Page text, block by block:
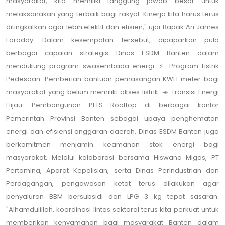
melaksanakan yang terbaik bagi rakyat. Kinerja kita harus terus
ditingkatkan agar lebih efektif dan efisien," ujar Bapak Ari James
Faraddy. Dalam kesempatan tersebut, dipaparkan pula
berbagai capaian strategis Dinas ESDM Banten dalam
mendukung program swasembada energi: ⚡ Program Listrik
Pedesaan: Pemberian bantuan pemasangan KWH meter bagi
masyarakat yang belum memiliki akses listrik. ☀️ Transisi Energi
Hijau: Pembangunan PLTS Rooftop di berbagai kantor
Pemerintah Provinsi Banten sebagai upaya penghematan
energi dan efisiensi anggaran daerah. Dinas ESDM Banten juga
berkomitmen menjamin keamanan stok energi bagi
masyarakat. Melalui kolaborasi bersama Hiswana Migas, PT
Pertamina, Aparat Kepolisian, serta Dinas Perindustrian dan
Perdagangan, pengawasan ketat terus dilakukan agar
penyaluran BBM bersubsidi dan LPG 3 kg tepat sasaran.
"Alhamdulillah, koordinasi lintas sektoral terus kita perkuat untuk
memberikan kenyamanan bagi masyarakat Banten dalam